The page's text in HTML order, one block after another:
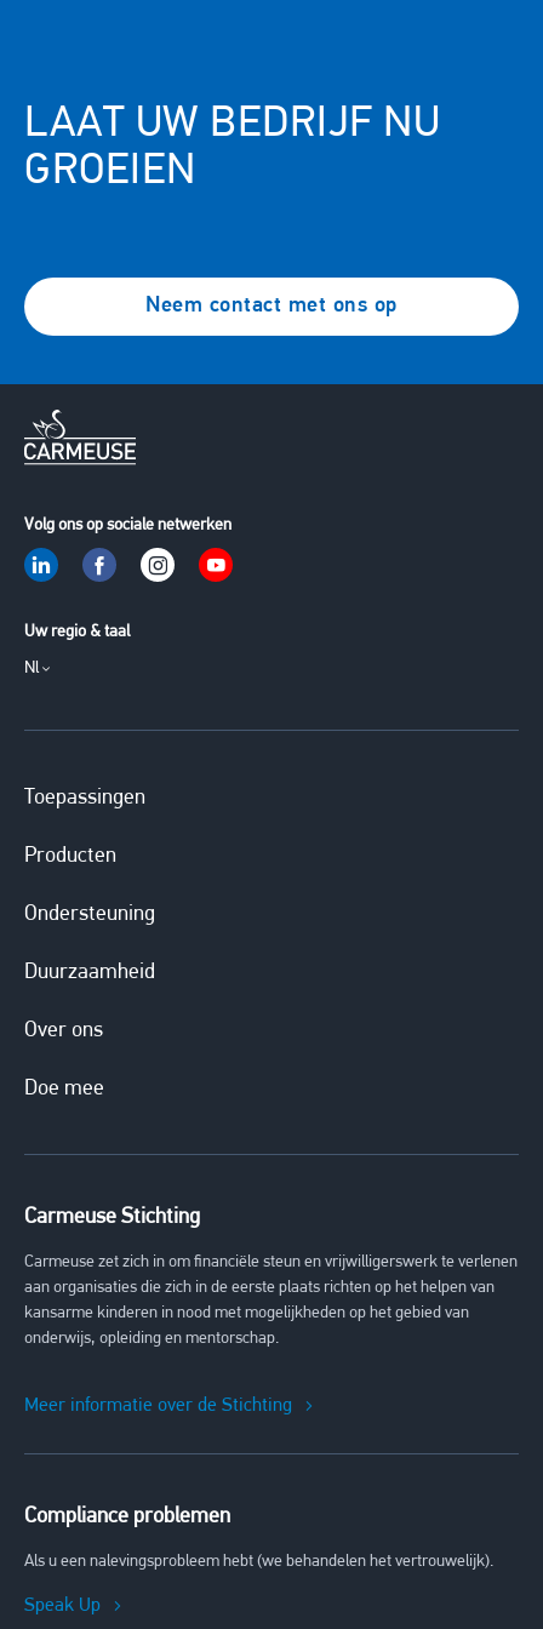
LAAT UW BEDRIJF NU
GROEIEN
Neem contact met ons op
Volg ons op sociale netwerken
Uw regio & taal
Nl
Toepassingen
Producten
Ondersteuning
Duurzaamheid
Over ons
Doe mee
Carmeuse Stichting
Carmeuse zet zich in om financiële steun en vrijwilligerswerk te verlenen
aan organisaties die zich in de eerste plaats richten op het helpen van
kansarme kinderen in nood met mogelijkheden op het gebied van
onderwijs, opleiding en mentorschap.
Meer informatie over de Stichting
Compliance problemen
Als u een nalevingsprobleem hebt (we behandelen het vertrouwelijk).
Speak Up